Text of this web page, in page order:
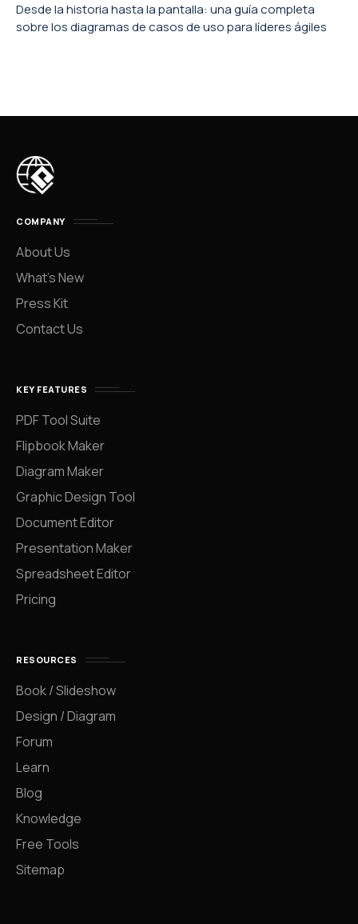
Desde la historia hasta la pantalla: una guía completa
sobre los diagramas de casos de uso para líderes ágiles
COMPANY
About Us
What’s New
Press Kit
Contact Us
KEY FEATURES
PDF Tool Suite
Flipbook Maker
Diagram Maker
Graphic Design Tool
Document Editor
Presentation Maker
Spreadsheet Editor
Pricing
RESOURCES
Book / Slideshow
Design / Diagram
Forum
Learn
Blog
Knowledge
Free Tools
Sitemap